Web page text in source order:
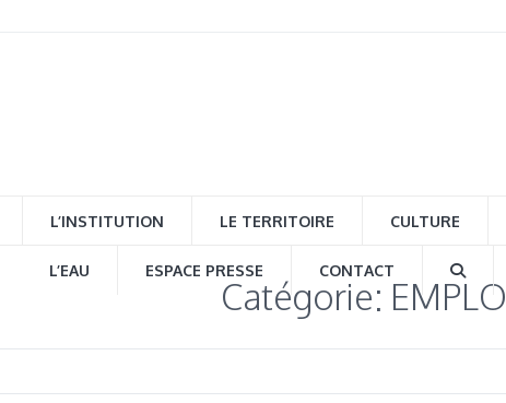
L’INSTITUTION LE TERRITOIRE CULTURE
L’EAU ESPACE PRESSE CONTACT
Catégorie: